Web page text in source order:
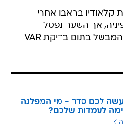
את קלאודיו בראבו אחרי
אך השער נפסל
בעקבות נבדל קטן של המבשל בתום בדיקת VAR
לכם סדר - מי המפלגה
לעמדות שלכם?